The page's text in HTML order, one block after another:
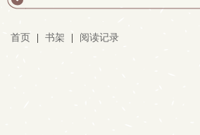
首页 书架 阅读记录